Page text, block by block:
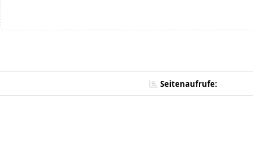
Seitenaufrufe: